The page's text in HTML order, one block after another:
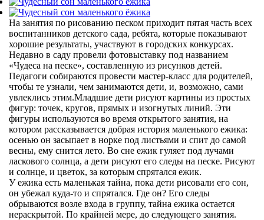
На занятия по рисованию песком приходит пятая часть всех
воспитанников детского сада, ребята, которые показывают
хорошие результаты, участвуют в городских конкурсах.
Недавно в саду провели фотовыставку под названием
«Чудеса на песке», составленную из рисунков детей.
Педагоги собираются провести мастер-класс для родителей,
чтобы те узнали, чем занимаются дети, и, возможно, сами
увлеклись этим.Младшие дети рисуют картины из простых
фигур: точек, кругов, прямых и изогнутых линий. Эти
фигуры используются во время открытого занятия, на
котором рассказывается добрая история маленького ежика:
осенью он засыпает в норке под листьями и спит до самой
весны, ему снится лето. Во сне ежик гуляет под лучами
ласкового солнца, а дети рисуют его следы на песке. Рисуют
и солнце, и цветок, за которым спрятался ежик.
У ежика есть маленькая тайна, пока дети рисовали его сон,
он убежал куда-то и спрятался. Где он? Его следы
обрываются возле входа в группу, тайна ежика остается
нераскрытой. По крайней мере, до следующего занятия.